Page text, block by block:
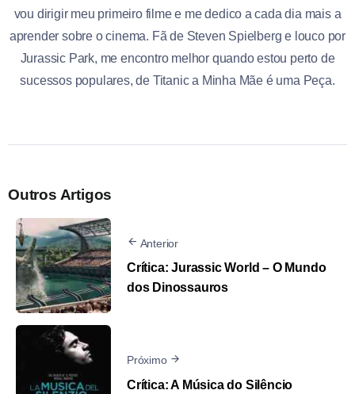
vou dirigir meu primeiro filme e me dedico a cada dia mais a
aprender sobre o cinema. Fã de Steven Spielberg e louco por
Jurassic Park, me encontro melhor quando estou perto de
sucessos populares, de Titanic a Minha Mãe é uma Peça.
Outros Artigos
Anterior
Crítica: Jurassic World – O Mundo
dos Dinossauros
Próximo
Crítica: A Música do Silêncio